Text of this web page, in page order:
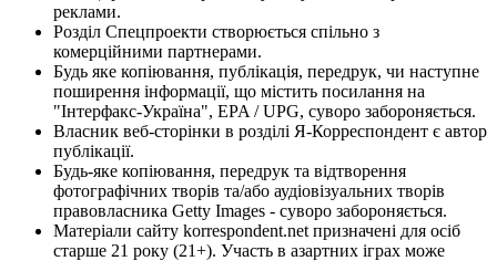
реклами.
Розділ Спецпроекти створюється спільно з
комерційними партнерами.
Будь яке копіювання, публікація, передрук, чи наступне
поширення інформації, що містить посилання на
"Інтерфакс-Україна", EPA / UPG, суворо забороняється.
Власник веб-сторінки в розділі Я-Корреспондент є автор
публікації.
Будь-яке копіювання, передрук та відтворення
фотографічних творів та/або аудіовізуальних творів
правовласника Getty Images - суворо забороняється.
Матеріали сайту korrespondent.net призначені для осіб
старше 21 року (21+). Участь в азартних іграх може